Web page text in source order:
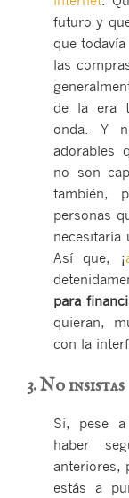
futuro y
que
las
de la era
onda. Y
adorables
no son
también,
personas
necesitaría
Así que, ¡
para
quieran,
con la
3. No insistas
Si, pese
haber
anteriores,
estás a